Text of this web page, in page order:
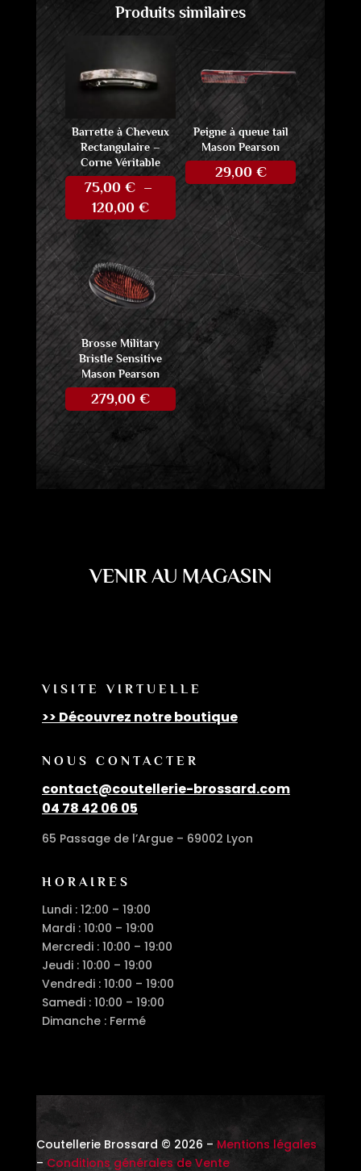
Produits similaires
Barrette à Cheveux
Rectangulaire –
Corne Véritable
75,00 € –
120,00 €Plage
prix :
75,00 €
à
120,00 €
Peigne à queue tail
Mason Pearson
29,00 €
Brosse Military
Bristle Sensitive
Mason Pearson
279,00 €
VENIR AU MAGASIN
VISITE VIRTUELLE
>> Découvrez notre boutique
NOUS CONTACTER
contact@coutellerie-brossard.com
04 78 42 06 05
65 Passage de l’Argue – 69002 Lyon
HORAIRES
Lundi : 12:00 – 19:00
Mardi : 10:00 – 19:00
Mercredi : 10:00 – 19:00
Jeudi : 10:00 – 19:00
Vendredi : 10:00 – 19:00
Samedi : 10:00 – 19:00
Dimanche : Fermé
Coutellerie Brossard © 2026 – Mentions légales
–Conditions générales de Vente